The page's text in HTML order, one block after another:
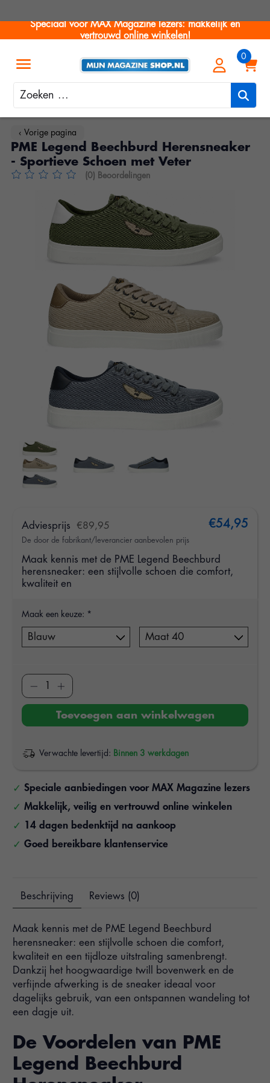
Speciaal voor MAX Magazine lezers: makkelijk en
vertrouwd online winkelen!
Zoeken
‹ Vorige pagina
PME Legend Beechburd Herensneaker
- Sportieve Schoen met Veter
De beoordeling van dit product is0van de 5
(0) Beoordelingen
Adviesprijs €89,95
De door de fabrikant/leverancier aanbevolen prijs
€54,95
Maak kennis met de PME Legend Beechburd
herensneaker: een stijlvolle schoen die comfort,
kwaliteit en
Maak een keuze: *
Toevoegen aan winkelwagen
Verwachte levertijd: Binnen 3 werkdagen
Speciale aanbiedingen voor MAX Magazine lezers
Makkelijk, veilig en vertrouwd online winkelen
14 dagen bedenktijd na aankoop
Goed bereikbare klantenservice
Beschrijving Reviews (0)
Maak kennis met de PME Legend Beechburd
herensneaker: een stijlvolle schoen die comfort,
kwaliteit en een tijdloze uitstraling samenbrengt.
Dankzij het hoogwaardige twill bovenwerk en de
verfijnde afwerking is de sneaker ideaal voor
dagelijks gebruik, van een ontspannen wandeling tot
een dagje uit.
De Voordelen van PME
Legend Beechburd